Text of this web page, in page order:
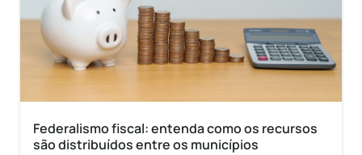
Federalismo fiscal: entenda como os recursos
são distribuídos entre os municípios